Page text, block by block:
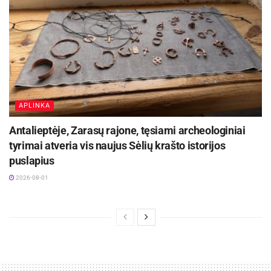
APLINKA
Antalieptėje, Zarasų rajone, tęsiami archeologiniai
tyrimai atveria vis naujus Sėlių krašto istorijos
puslapius
2026-08-01